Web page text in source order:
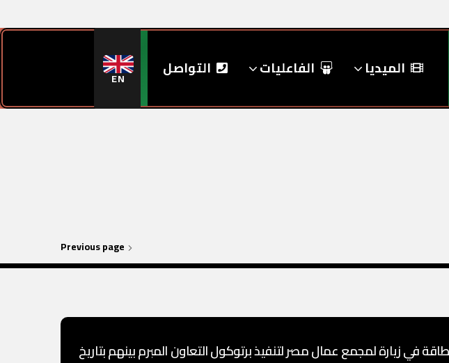
الميديا الفاعليات التواصل EN
Previous page
في زيارة لمجمع عمال مصر لتنفيذ برتوكول التعاون المبرم بينهم بتاريخ